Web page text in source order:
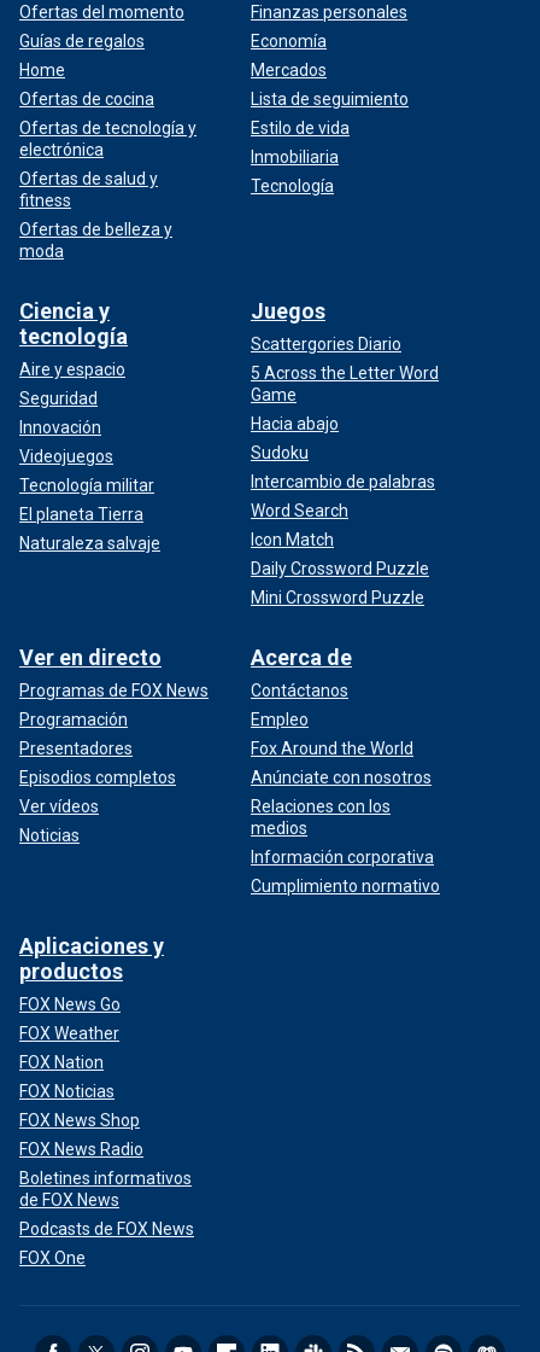
Ofertas del momento
Guías de regalos
Home
Ofertas de cocina
Ofertas de tecnología y
electrónica
Ofertas de salud y
fitness
Ofertas de belleza y
moda
Finanzas personales
Economía
Mercados
Lista de seguimiento
Estilo de vida
Inmobiliaria
Tecnología
Ciencia y
tecnología
Aire y espacio
Seguridad
Innovación
Videojuegos
Tecnología militar
El planeta Tierra
Naturaleza salvaje
Juegos
Scattergories Diario
5 Across the Letter Word
Game
Hacia abajo
Sudoku
Intercambio de palabras
Word Search
Icon Match
Daily Crossword Puzzle
Mini Crossword Puzzle
Ver en directo
Programas de FOX News
Programación
Presentadores
Episodios completos
Ver vídeos
Noticias
Acerca de
Contáctanos
Empleo
Fox Around the World
Anúnciate con nosotros
Relaciones con los
medios
Información corporativa
Cumplimiento normativo
Aplicaciones y
productos
FOX News Go
FOX Weather
FOX Nation
FOX Noticias
FOX News Shop
FOX News Radio
Boletines informativos
de FOX News
Podcasts de FOX News
FOX One